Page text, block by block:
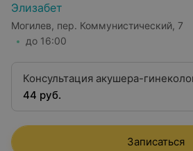
Элизабет
Могилев, пер. Коммунистический, 7
до 16:00
Консультация акушера-
44 руб.
Записаться